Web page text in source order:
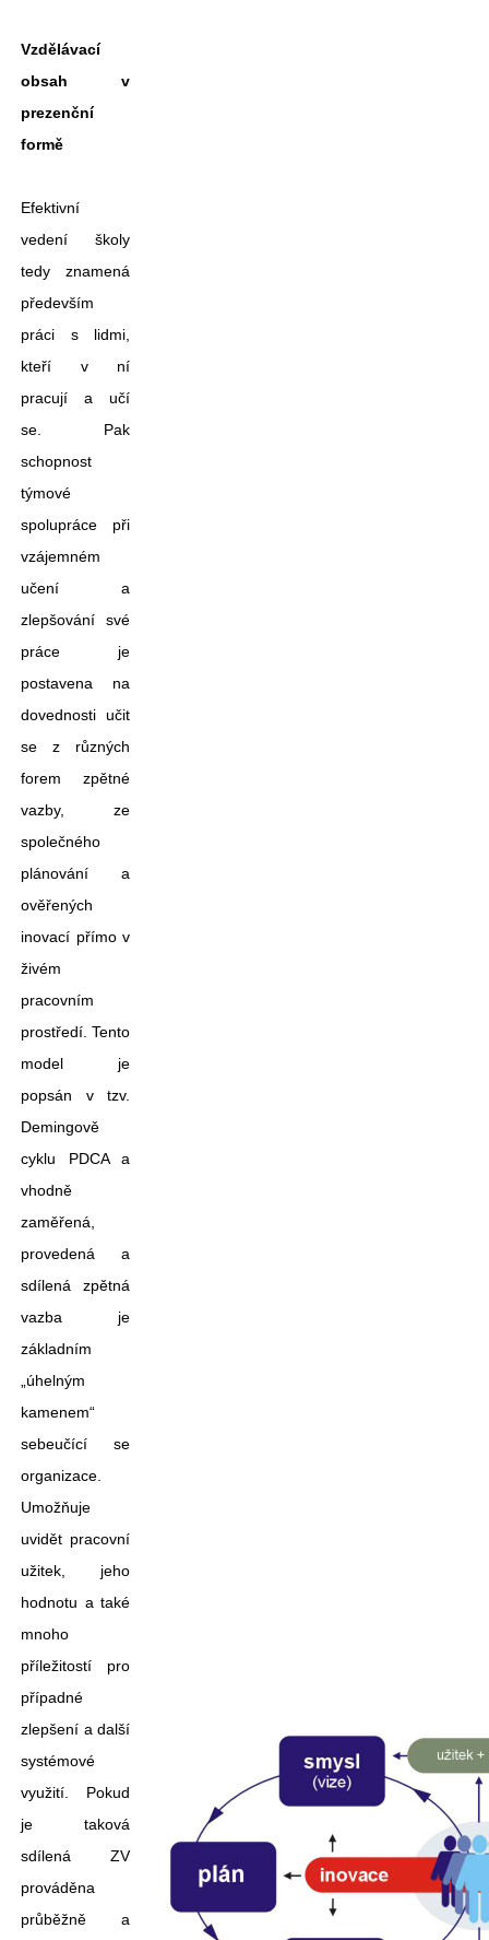
Vzdělávací
obsah v
prezenční
formě
Efektivní
vedení školy
tedy znamená
především
práci s lidmi,
kteří v ní
pracují a učí
se. Pak
schopnost
týmové
spolupráce při
vzájemném
učení a
zlepšování své
práce je
postavena na
dovednosti učit
se z různých
forem zpětné
vazby, ze
společného
plánování a
ověřených
inovací přímo v
živém
pracovním
prostředí. Tento
model je
popsán v tzv.
Demingově
cyklu PDCA a
vhodně
zaměřená,
provedená a
sdílená zpětná
vazba je
základním
„úhelným
kamenem“
sebeučící se
organizace.
Umožňuje
uvidět pracovní
užitek, jeho
hodnotu a také
mnoho
příležitostí pro
případné
zlepšení a další
systémové
využití. Pokud
je taková
sdílená ZV
prováděna
průběžně a